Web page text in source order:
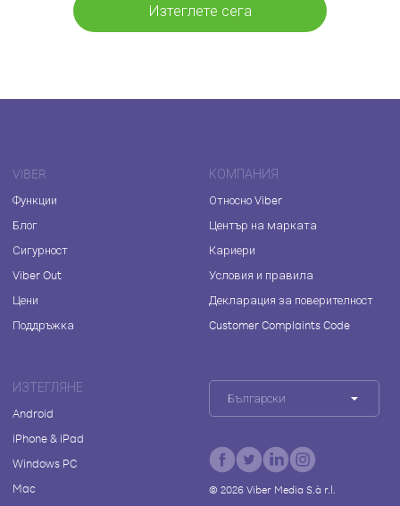
Изтеглете сега
VIBER
Функции
Блог
Сигурност
Viber Out
Цени
Поддръжка
КОМПАНИЯ
Относно Viber
Център на марката
Кариери
Условия и правила
Декларация за поверителност
Customer Complaints Code
ИЗТЕГЛЯНЕ
Android
iPhone & iPad
Windows PC
Mac
Български
© 2026Viber Media S.à r.l.